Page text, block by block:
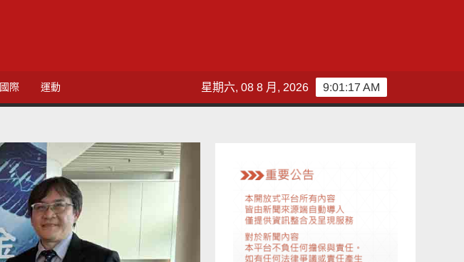
國際 運動 9:01:18 AM
星期六, 08 8 月, 2026